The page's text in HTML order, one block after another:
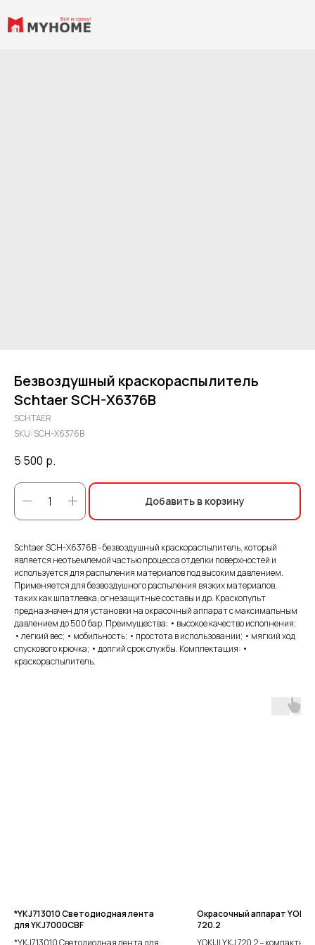
Безвоздушный краскораспылитель
Schtaer SCH-X6376B
SCHTAER
SKU: SCH-X6376B
5 500 р.
Добавить в корзину
Schtaer SCH-X6376B - безвоздушный краскораспылитель, который
является неотъемлемой частью процесса отделки поверхностей и
используется для распыления материалов под высоким давлением.
Применяется для безвоздушного распыления вязких материалов,
таких как шпатлевка, огнезащитные составы и др. Краскопульт
предназначен для установки на окрасочный аппарат с максимальным
давлением до 500 бар. Преимущества: • высокое качество исполнения;
• легкий вес; • мобильность; • простота в использовании; • мягкий ход
спускового крючка; • долгий срок службы. Комплектация: •
краскораспылитель.
*YKJ713010 Светодиодная лента
для YKJ7000CBF
*YKJ713010 Светодиодная лента для
Окрасочный аппарат YOKIJI
720.2
YOKIJI YKJ 720.2 –